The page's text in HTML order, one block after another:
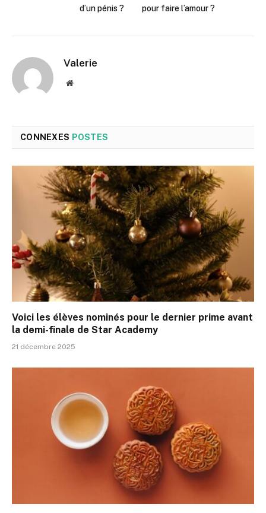
d’un pénis ?
pour faire l’amour ?
Valerie
Site
CONNEXES POSTES
Voici les élèves nominés pour le dernier prime avant
la demi-finale de Star Academy
21 décembre 2025